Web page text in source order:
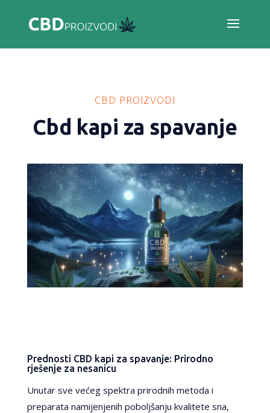
CBD PROIZVODI
Cbd kapi za spavanje
Prednosti CBD kapi za spavanje: Prirodno
rješenje za nesanicu
Unutar sve većeg spektra prirodnih metoda i
preparata namijenjenih poboljšanju kvalitete sna,